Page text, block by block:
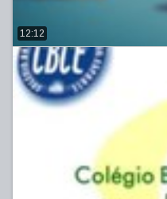
12:12